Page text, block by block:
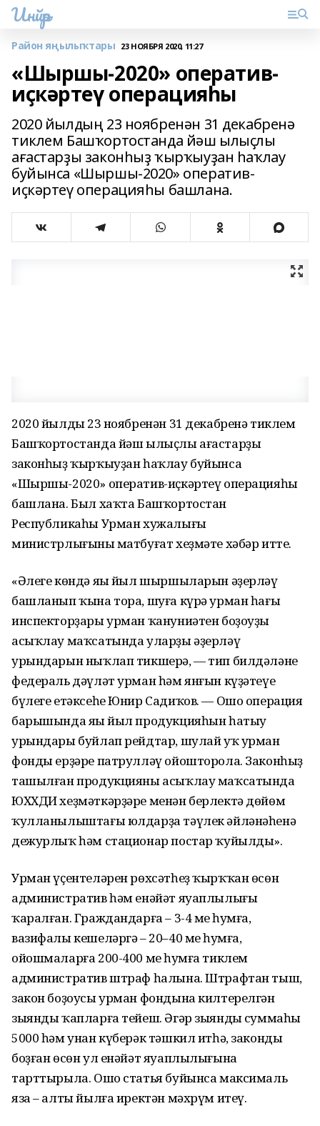
Инйәр
Район яңылыҡтары 23 НОЯБРЯ 2020, 11:27
«Шыршы-2020» оператив-
иҫкәртеү операцияһы
2020 йылдың 23 ноябренән 31 декабренә
тиклем Башҡортостанда йәш ылыҫлы
ағастарҙы законһыҙ ҡырҡыуҙан һаҡлау
буйынса «Шыршы-2020» оператив-
иҫкәртеү операцияһы башлана.
2020 йылдың 23 ноябренән 31 декабренә тиклем
Башҡортостанда йәш ылыҫлы ағастарҙы
законһыҙ ҡырҡыуҙан һаҡлау буйынса
«Шыршы-2020» оператив-иҫкәртеү операцияһы
башлана. Был хаҡта Башҡортостан
Республикаһы Урман хужалығы
министрлығының матбуғат хеҙмәте хәбәр итте.
«Әлеге көндә яңы йыл шыршыларын әҙерләү
башланып ҡына тора, шуға күрә урман һағы
инспекторҙары урман ҡануниәтен боҙоуҙы
асыҡлау маҡсатында уларҙы әҙерләү
урындарын ныҡлап тикшерә, — тип билдәләне
федераль дәүләт урман һәм янғын күҙәтеүе
бүлеге етәксеһе Юнир Садиҡов. — Ошо операция
барышында яңы йыл продукцияһын һатыу
урындары буйлап рейдтар, шулай уҡ урман
фонды ерҙәре патрулләү ойошторола. Законһыҙ
ташылған продукцияны асыҡлау маҡсатында
ЮХХДИ хеҙмәткәрҙәре менән берлектә дөйөм
ҡулланылыштағы юлдарҙа тәүлек әйләнәһенә
дежурлыҡ һәм стационар постар ҡуйылды».
Урман үҫентеләрен рөхсәтһеҙ ҡырҡҡан өсөн
административ һәм енәйәт яуаплылығы
ҡаралған. Граждандарға – 3-4 мең һумға,
вазифалы кешеләргә – 20–40 мең һумға,
ойошмаларға 200-400 мең һумға тиклем
административ штраф һалына. Штрафтан тыш,
закон боҙоусы урман фондына килтерелгән
зыянды ҡапларға тейеш. Әгәр зыяндың суммаһы
5000 һәм унан күберәк тәшкил итһә, законды
боҙған өсөн ул енәйәт яуаплылығына
тарттырыла. Ошо статья буйынса максималь
яза – алты йылға иректән мәхрүм итеү.